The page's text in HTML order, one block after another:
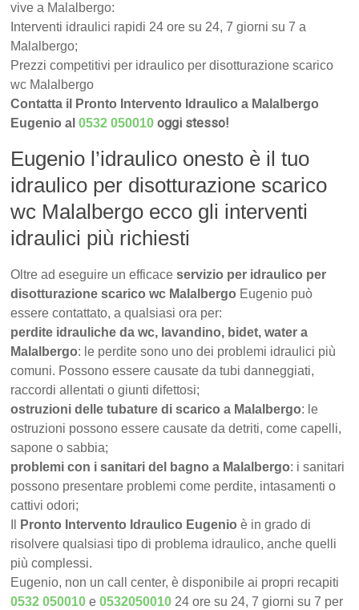
vive a Malalbergo:
Interventi idraulici rapidi 24 ore su 24, 7 giorni su 7 a
Malalbergo;
Prezzi competitivi per idraulico per disotturazione scarico
wc Malalbergo
Contatta il Pronto Intervento Idraulico a Malalbergo
Eugenio al0532 050010 oggi stesso!
Eugenio l’idraulico onesto è il tuo
idraulico per disotturazione scarico
wc Malalbergo ecco gli interventi
idraulici più richiesti
Oltre ad eseguire un efficaceservizio per idraulico per
disotturazione scarico wc Malalbergo Eugenio può
essere contattato, a qualsiasi ora per:
perdite idrauliche da wc, lavandino, bidet, water a
Malalbergo: le perdite sono uno dei problemi idraulici più
comuni. Possono essere causate da tubi danneggiati,
raccordi allentati o giunti difettosi;
ostruzioni delle tubature di scarico a Malalbergo: le
ostruzioni possono essere causate da detriti, come capelli,
sapone o sabbia;
problemi con i sanitari del bagno a Malalbergo: i sanitari
possono presentare problemi come perdite, intasamenti o
cattivi odori;
Pronto Intervento Idraulico Eugenio è in grado di
risolvere qualsiasi tipo di problema idraulico, anche quelli
più complessi.
Eugenio, non un call center, è disponibile ai propri recapiti
0532 050010 e0532050010 24 ore su 24, 7 giorni su 7 per